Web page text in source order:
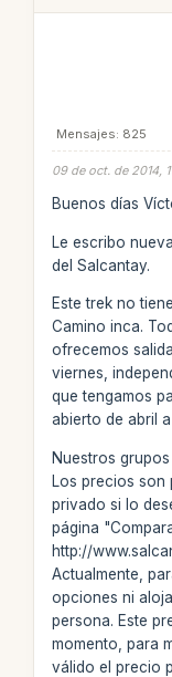
Mensajes: 825
09 de oct. de 2014,
Buenos días
Le escribo
del Salcantay.
Este trek no
Camino inca.
ofrecemos
viernes,
que tengamos
abierto de abril
Nuestros
Los precios son
privado si lo
página
http://
Actualmente,
opciones ni
persona. Este
momento, para
válido el precio